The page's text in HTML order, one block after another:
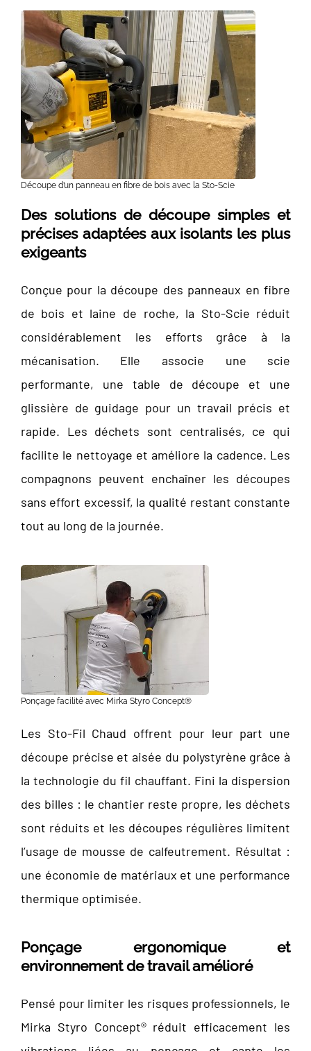
Découpe d’un panneau en fibre de bois avec la Sto-Scie
Des solutions de découpe simples et
précises adaptées aux isolants les plus
exigeants
Conçue pour la découpe des panneaux en fibre
de bois et laine de roche, la Sto-Scie réduit
considérablement les efforts grâce à la
mécanisation. Elle associe une scie
performante, une table de découpe et une
glissière de guidage pour un travail précis et
rapide. Les déchets sont centralisés, ce qui
facilite le nettoyage et améliore la cadence. Les
compagnons peuvent enchaîner les découpes
sans effort excessif, la qualité restant constante
tout au long de la journée.
Ponçage facilité avec Mirka Styro Concept®
Les Sto-Fil Chaud offrent pour leur part une
découpe précise et aisée du polystyrène grâce à
la technologie du fil chauffant. Fini la dispersion
des billes : le chantier reste propre, les déchets
sont réduits et les découpes régulières limitent
l’usage de mousse de calfeutrement. Résultat :
une économie de matériaux et une performance
thermique optimisée.
Ponçage ergonomique et
environnement de travail amélioré
Pensé pour limiter les risques professionnels, le
Mirka Styro Concept® réduit efficacement les